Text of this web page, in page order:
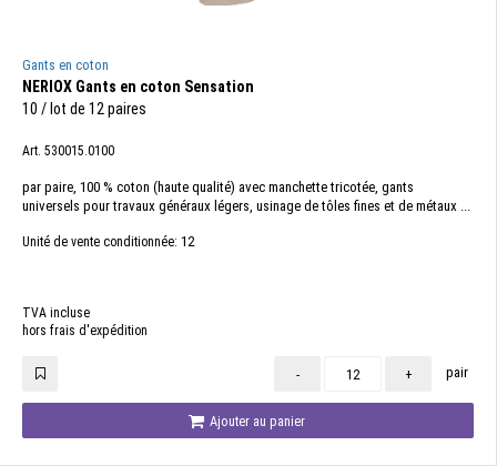
Gants en coton
NERIOX Gants en coton Sensation
10 / lot de 12 paires
Art. 530015.0100
par paire, 100 % coton (haute qualité) avec manchette tricotée, gants
universels pour travaux généraux légers, usinage de tôles fines et de métaux ...
Unité de vente conditionnée: 12
TVA incluse
hors frais d'expédition
- + pair
Ajouter au panier